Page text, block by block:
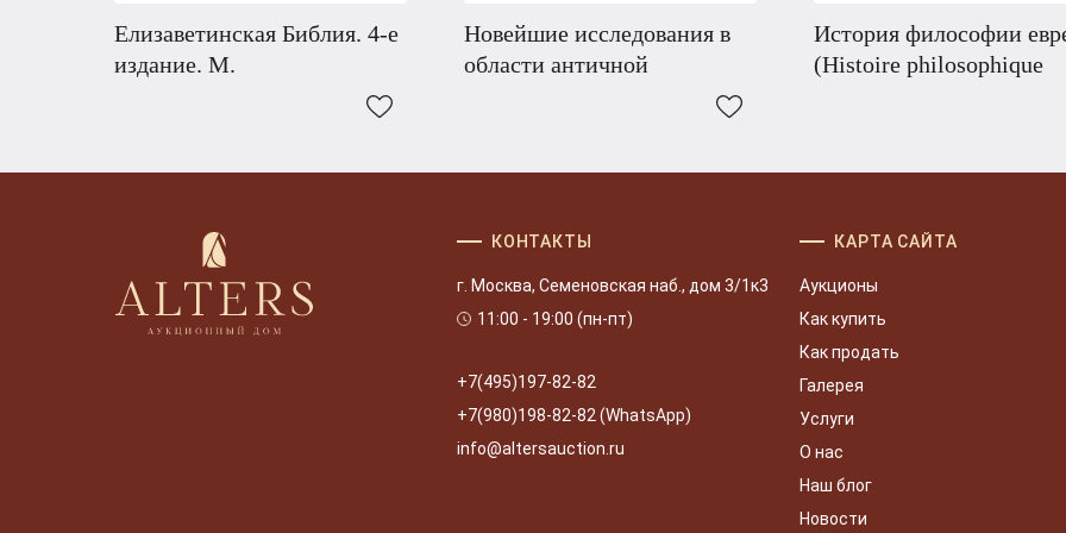
Елизаветинская Библия. 4-е
издание. М.
Новейшие исследования в
области античной
История философии
(Histoire philosophique
КОНТАКТЫ
г. Москва, Семеновская наб., дом 3/1к3
11:00 - 19:00 (пн-пт)
+7(495)197-82-82
+7(980)198-82-82 (WhatsApp)
info@altersauction.ru
КАРТА САЙТА
Аукционы
Как купить
Как продать
Галерея
Услуги
О нас
Наш блог
Новости